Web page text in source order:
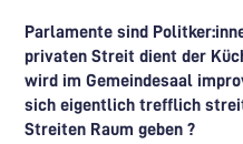
Parlamente sind
privaten Streit dient der
wird im Gemeindesaal
sich eigentlich trefflich
Streiten Raum geben ?